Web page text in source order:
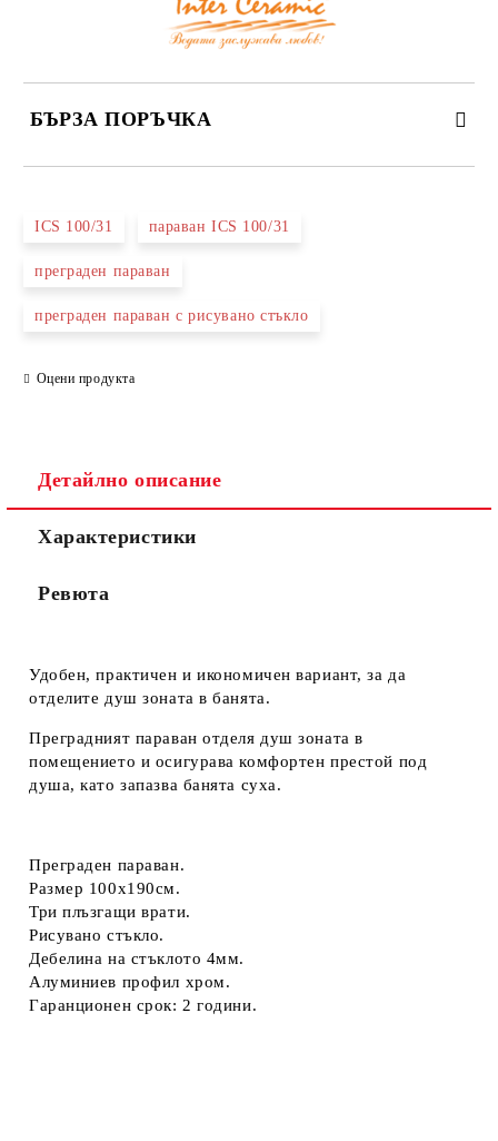
БЪРЗА ПОРЪЧКА
Ние ще се свържем с вас в рамките на работния ден.
ICS 100/31 параван ICS 100/31
преграден параван
преграден параван с рисувано стъкло
Оцени продукта
Детайлно описание
Характеристики
Ревюта
Удобен, практичен и икономичен вариант, за да
отделите душ зоната в банята.
Преградният параван отделя душ зоната в
помещението и осигурава комфортен престой под
душа, като запазва банята суха.
Преграден параван.
Размер 100х190см.
Три плъзгащи врати.
Рисувано стъкло.
Дебелина на стъклото 4мм.
Алуминиев профил хром.
Гаранционен срок: 2 години.